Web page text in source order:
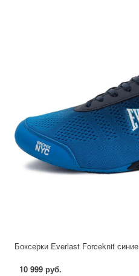
Боксерки Everlast Forceknit синие
10 999 руб.